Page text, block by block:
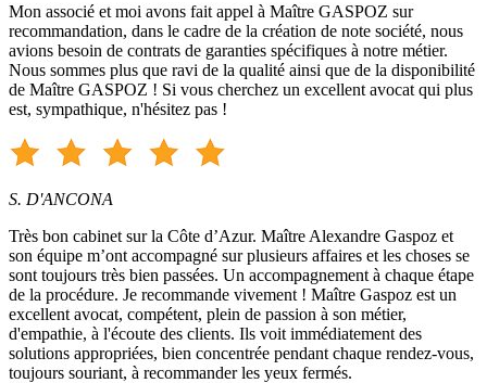
Mon associé et moi avons fait appel à Maître GASPOZ sur
recommandation, dans le cadre de la création de note société, nous
avions besoin de contrats de garanties spécifiques à notre métier.
Nous sommes plus que ravi de la qualité ainsi que de la disponibilité
de Maître GASPOZ ! Si vous cherchez un excellent avocat qui plus
est, sympathique, n'hésitez pas !
S. D'ANCONA
Très bon cabinet sur la Côte d’Azur. Maître Alexandre Gaspoz et
son équipe m’ont accompagné sur plusieurs affaires et les choses se
sont toujours très bien passées. Un accompagnement à chaque étape
de la procédure. Je recommande vivement ! Maître Gaspoz est un
excellent avocat, compétent, plein de passion à son métier,
d'empathie, à l'écoute des clients. Ils voit immédiatement des
solutions appropriées, bien concentrée pendant chaque rendez-vous,
toujours souriant, à recommander les yeux fermés.